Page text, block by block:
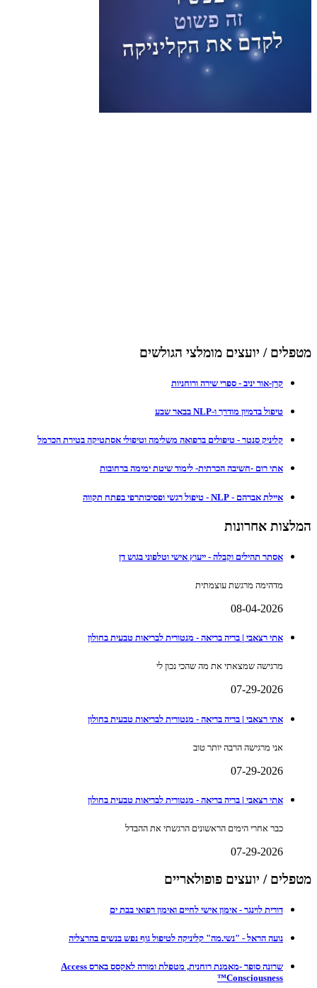
מטפלים / יועצים מומלצי הגולשים
קרן-אור יניב - ספרי שירה ורוחניות
טיפול בדמיון מודרך ו-NLP בבאר שבע
קליניק סנטר - טיפולים ברפואה משלימה וטיפולי אסתטיקה בטירת הכרמל
אתי רום -חשיבה הכרתית- לימוד שיטת ימימה ברחובות
איילת אברהם - NLP - טיפול רגשי ופסיכותרפי בפתח תקווה
המלצות אחרונות
אסתר תהילים וקבלה - ייעוץ אישי וטלפוני בגוש דן
מדהימה מרגשת עוצמתית
08-04-2026
אתי רצאבי | בריה בריאה - מנטורית לבריאות טבעית בחולון
מרגישה שמצאתי את מה שהכי נכון לי
07-29-2026
אתי רצאבי | בריה בריאה - מנטורית לבריאות טבעית בחולון
אני מרגישה הרבה יותר טוב
07-29-2026
אתי רצאבי | בריה בריאה - מנטורית לבריאות טבעית בחולון
כבר אחרי הימים הראשונים הרגשתי את ההבדל
07-29-2026
מטפלים / יועצים פופולאריים
דורית לוינגר - אימון אישי לחיים ואימון רפואי בבת ים
נועה הראל - "נשי.מה" קליניקה לטיפול גוף נפש בנשים בהרצליה
שרונה סופר -מאמנת רוחנית, מטפלת ומורה לאקסס בארס Access
Consciousness™